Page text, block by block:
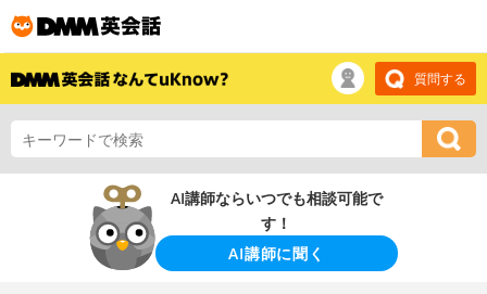
質問する
AI講師ならいつでも相談可能で
す！
AI講師に聞く